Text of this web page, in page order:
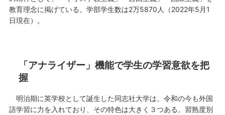
教育理念に掲げている。学部学生数は2万5870人（2022年5月1
日現在）。
「アナライザー」機能で学生の学習意欲を把
握
明治期に英学校として誕生した同志社大学は、令和の今も外国
語学習に力を入れており、その特色は大きく３つある。習熟度別